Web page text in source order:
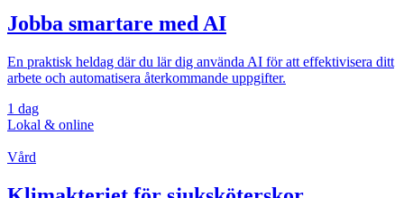
Jobba smartare med AI
En praktisk heldag där du lär dig använda AI för att effektivisera ditt
arbete och automatisera återkommande uppgifter.
1 dag
Lokal & online
Vård